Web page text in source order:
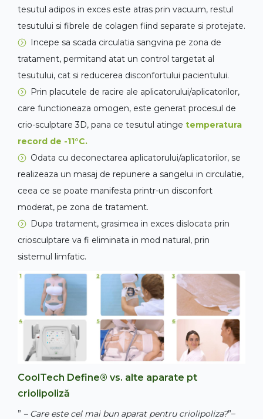
tesutul adipos in exces este atras prin vacuum, restul
tesutului si fibrele de colagen fiind separate si protejate.
Incepe sa scada circulatia sangvina pe zona de
tratament, permitand atat un control targetat al
tesutului, cat si reducerea disconfortului pacientului.
Prin placutele de racire ale aplicatorului/aplicatorilor,
care functioneaza omogen, este generat procesul de
crio-sculptare 3D, pana ce tesutul atinge temperatura
record de -11°C.
Odata cu deconectarea aplicatorului/aplicatorilor, se
realizeaza un masaj de repunere a sangelui in circulatie,
ceea ce se poate manifesta printr-un disconfort
moderat, pe zona de tratament.
Dupa tratament, grasimea in exces dislocata prin
criosculptare va fi eliminata in mod natural, prin
sistemul limfatic.
CoolTech Define® vs. alte aparate pt
criolipoliză
” – Care este cel mai bun aparat pentru criolipoliza?”–